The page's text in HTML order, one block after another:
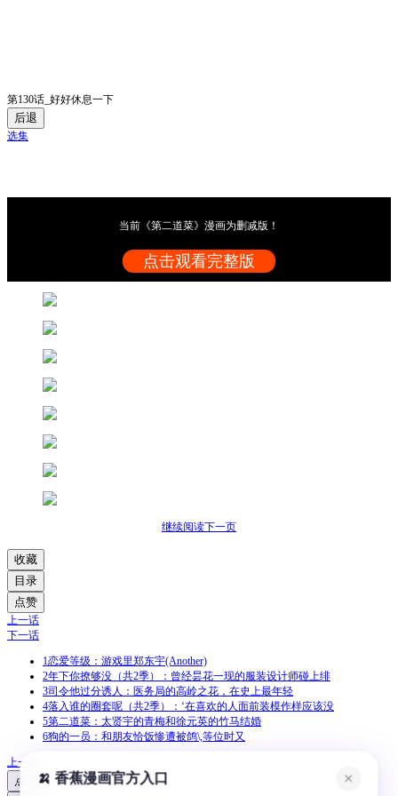
第130话_好好休息一下
后退
选集
当前《第二道菜》漫画为删减版！
点击观看完整版
继续阅读下一页
收藏
目录
点赞
上一话
下一话
1恋爱等级：游戏里郑东宇(Another)
2年下你撩够没（共2季）：曾经昙花一现的服装设计师碰上绯
3司令他过分诱人：医务局的高岭之花，在史上最年轻
4落入谁的圈套呢（共2季）：‘在喜欢的人面前装模作样应该没
5第二道菜：太贤宇的青梅和徐元英的竹马结婚
6狗的一员：和朋友恰饭惨遭被鸽\,等位时又
上一话
点赞
🍌 香蕉漫画官方入口 ✕